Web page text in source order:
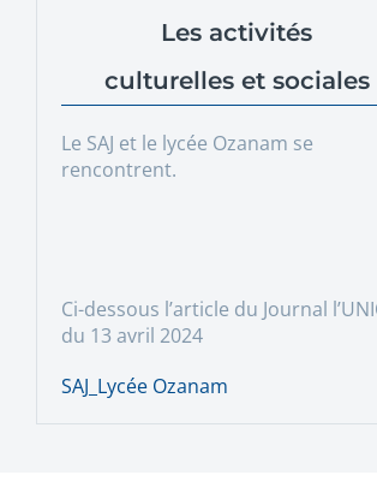
Les activités
culturelles et sociales
Le SAJ et le lycée Ozanam se
rencontrent.
Ci-dessous l’article du Journal
du 13 avril 2024
SAJ_Lycée Ozanam